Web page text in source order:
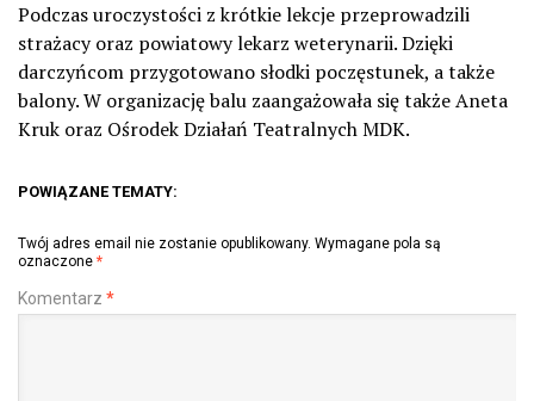
Podczas uroczystości z krótkie lekcje przeprowadzili
strażacy oraz powiatowy lekarz weterynarii. Dzięki
darczyńcom przygotowano słodki poczęstunek, a także
balony. W organizację balu zaangażowała się także Aneta
Kruk oraz Ośrodek Działań Teatralnych MDK.
POWIĄZANE TEMATY:
Twój adres email nie zostanie opublikowany. Wymagane pola są
oznaczone *
Komentarz *